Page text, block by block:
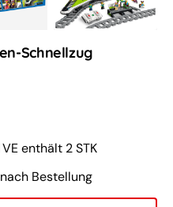
Schnellzug
VE enthält 2 STK
Bestellung